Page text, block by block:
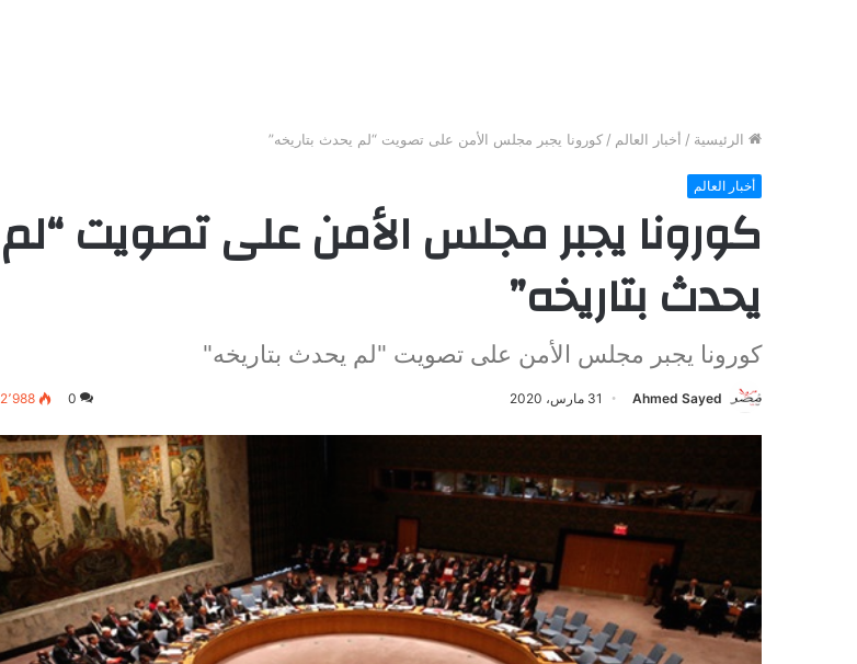
الرئيسية / أخبار العالم / كورونا يجبر مجلس الأمن على تصويت “لم يحدث بتاريخه”
أخبار العالم
كورونا يجبر مجلس الأمن على تصويت “لم
يحدث بتاريخه”
كورونا يجبر مجلس الأمن على تصويت "لم يحدث بتاريخه"
Ahmed Sayed 31 مارس، 2020 0 2٬988